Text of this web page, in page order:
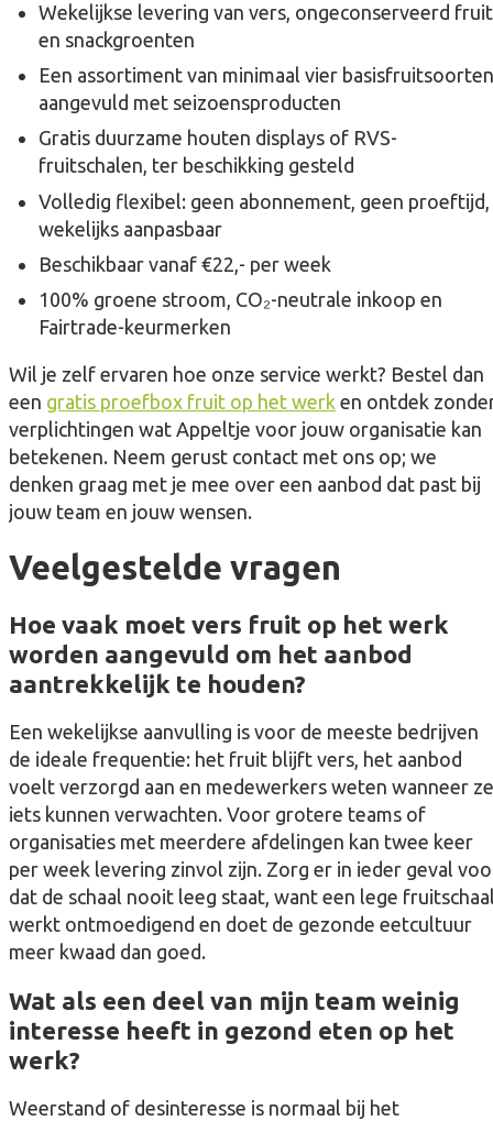
Wekelijkse levering van vers, ongeconserveerd fruit
en snackgroenten
Een assortiment van minimaal vier
aangevuld met seizoensproducten
Gratis duurzame houten displays of RVS-
fruitschalen, ter beschikking gesteld
Volledig flexibel: geen abonnement, geen proeftijd,
wekelijks aanpasbaar
Beschikbaar vanaf €22,- per week
100% groene stroom, CO₂-neutrale inkoop en
Fairtrade-keurmerken
Wil je zelf ervaren hoe onze service werkt? Bestel dan
een gratis proefbox fruit op het werk en ontdek
verplichtingen wat Appeltje voor jouw organisatie kan
betekenen. Neem gerust contact met ons op; we
denken graag met je mee over een aanbod dat past bij
jouw team en jouw wensen.
Veelgestelde vragen
Hoe vaak moet vers fruit op het werk
worden aangevuld om het aanbod
aantrekkelijk te houden?
Een wekelijkse aanvulling is voor de meeste bedrijven
de ideale frequentie: het fruit blijft vers, het aanbod
voelt verzorgd aan en medewerkers weten wanneer ze
iets kunnen verwachten. Voor grotere teams of
organisaties met meerdere afdelingen kan twee keer
per week levering zinvol zijn. Zorg er in ieder geval
dat de schaal nooit leeg staat, want een lege
werkt ontmoedigend en doet de gezonde eetcultuur
meer kwaad dan goed.
Wat als een deel van mijn team weinig
interesse heeft in gezond eten op het
werk?
Weerstand of desinteresse is normaal bij het